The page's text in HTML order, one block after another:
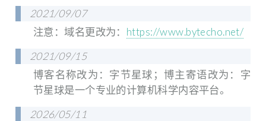
2021/09/07
注意：域名更改为： https://www.bytecho.net/
2021/09/15
博客名称改为：字节星球；博主寄语改为：字
节星球是一个专业的计算机科学内容平台。
2026/05/11